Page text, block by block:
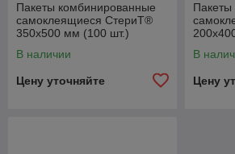
Пакеты комбинированные
самоклеящиеся СтериТ®
350х500 мм (100 шт.)
В наличии
Цену уточняйте
В
Цену